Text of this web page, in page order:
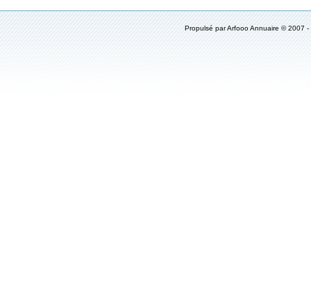
Propulsé parArfooo Annuaire © 2007